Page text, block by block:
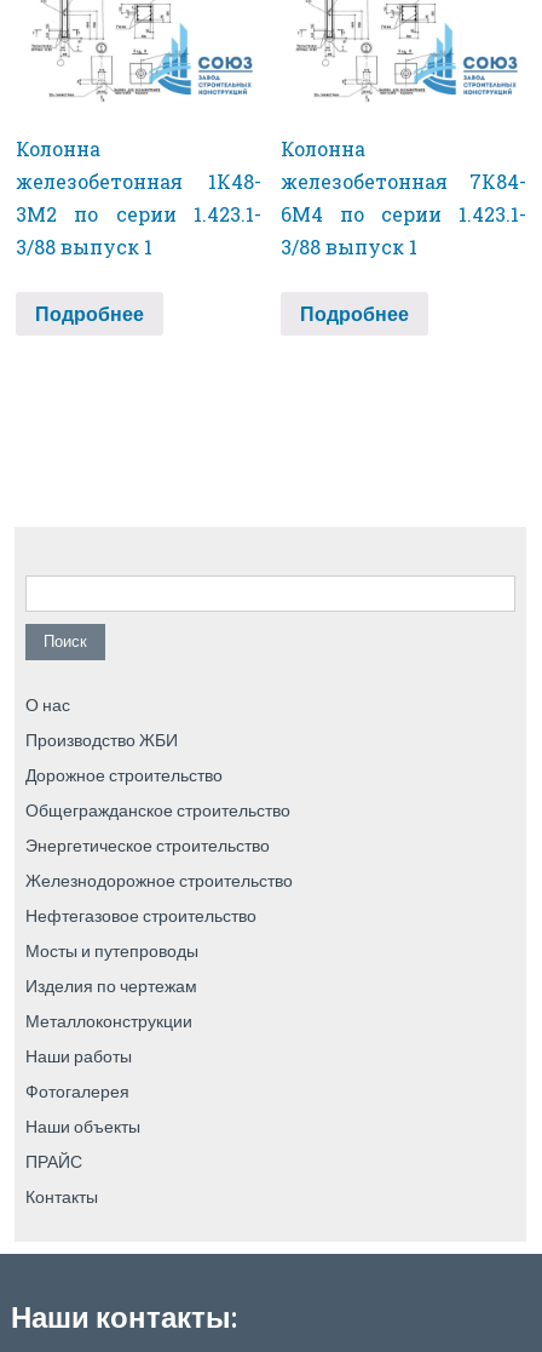
Колонна
железобетонная 1К48-
3М2 по серии 1.423.1-
3/88 выпуск 1
Подробнее
Колонна
железобетонная 7К84-
6М4 по серии 1.423.1-
3/88 выпуск 1
Подробнее
Найти:
О нас
Производство ЖБИ
Дорожное строительство
Общегражданское строительство
Энергетическое строительство
Железнодорожное строительство
Нефтегазовое строительство
Мосты и путепроводы
Изделия по чертежам
Металлоконструкции
Наши работы
Фотогалерея
Наши объекты
ПРАЙС
Контакты
Наши контакты: